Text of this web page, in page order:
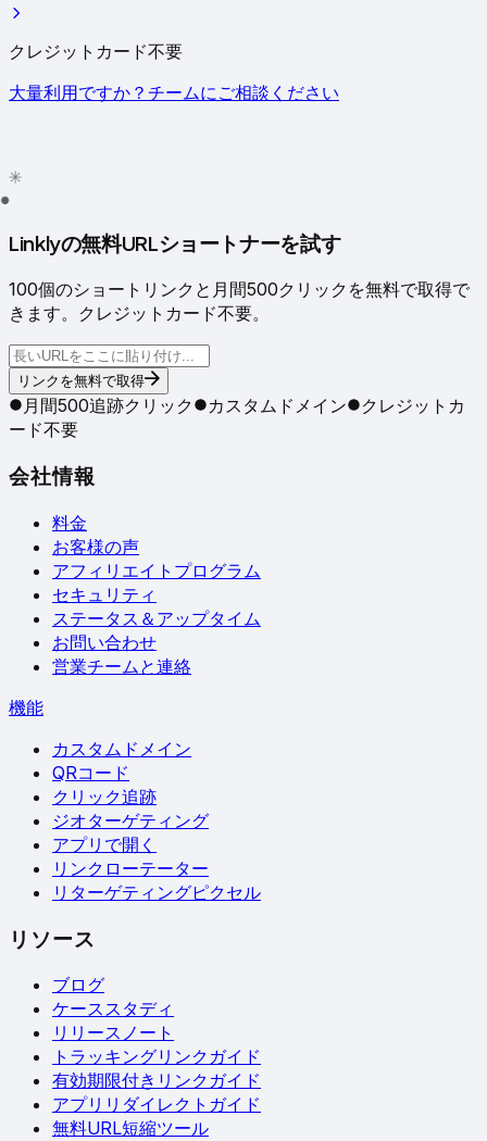
クレジットカード不要
大量利用ですか？チームにご相談ください
●
Linklyの無料URLショートナーを試す
100個のショートリンクと月間500クリックを無料で取得で
きます。クレジットカード不要。
リンクを無料で取得
月間500追跡クリック カスタムドメイン
クレジットカ
ード不要
会社情報
料金
お客様の声
アフィリエイトプログラム
セキュリティ
ステータス＆アップタイム
お問い合わせ
営業チームと連絡
機能
カスタムドメイン
QRコード
クリック追跡
ジオターゲティング
アプリで開く
リンクローテーター
リターゲティングピクセル
リソース
ブログ
ケーススタディ
リリースノート
トラッキングリンクガイド
有効期限付きリンクガイド
アプリリダイレクトガイド
無料URL短縮ツール